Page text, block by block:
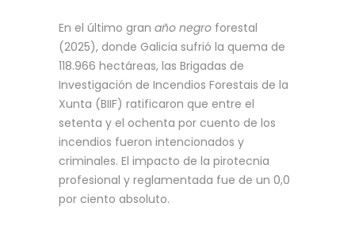
En el último gran año negro forestal
(2025), donde Galicia sufrió la quema de
118.966 hectáreas, las Brigadas de
Investigación de Incendios Forestais de la
Xunta (BIIF) ratificaron que entre el
setenta y el ochenta por cuento de los
incendios fueron intencionados y
criminales. El impacto de la pirotecnia
profesional y reglamentada fue de un 0,0
por ciento absoluto.